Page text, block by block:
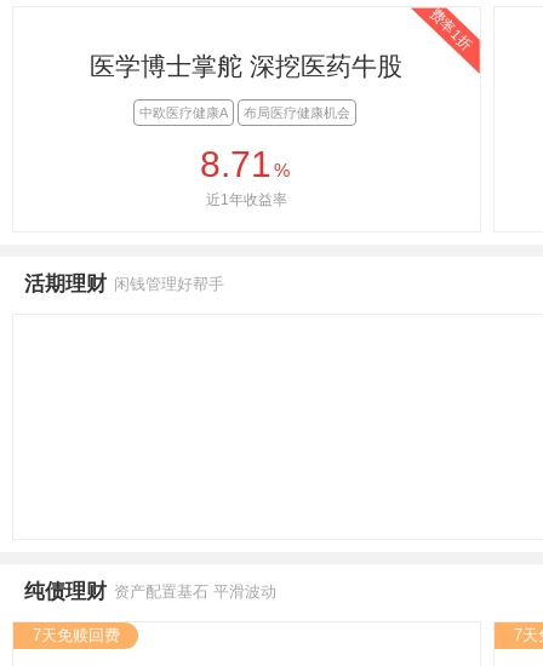
费率1折
医学博士掌舵 深挖医药牛股
中欧医疗健康A 布局医疗健康机会
8.71%
近1年收益率
活期理财 闲钱管理好帮手
纯债理财 资产配置基石 平滑波动
7天免赎回费 7天